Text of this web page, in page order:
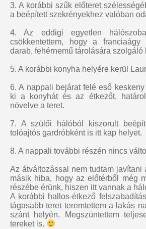
3. A korábbi szűk előteret
a beépített szekrényekhez valóban
4. Az eddigi egyetlen
csökkentettem, hogy a
darab, fehérnemű tárolására szolgáló
5. A korábbi konyha helyére kerül
6. A nappali bejárat felé eső
ki a konyhát és az étkezőt,
növelve a teret.
7. A szülői hálóból kiszorult
tolóajtós gardróbként is itt kap helyet.
8. A nappali további részén nincs
Az átváltozással nem tudtam javítani
másik hiba, hogy az előtérből még
részébe érünk, hiszen itt vannak a
A korábbi hallos-étkező
tágasabb teret teremtettem a lakás
szánt helyén. Megszüntettem
tereket is.